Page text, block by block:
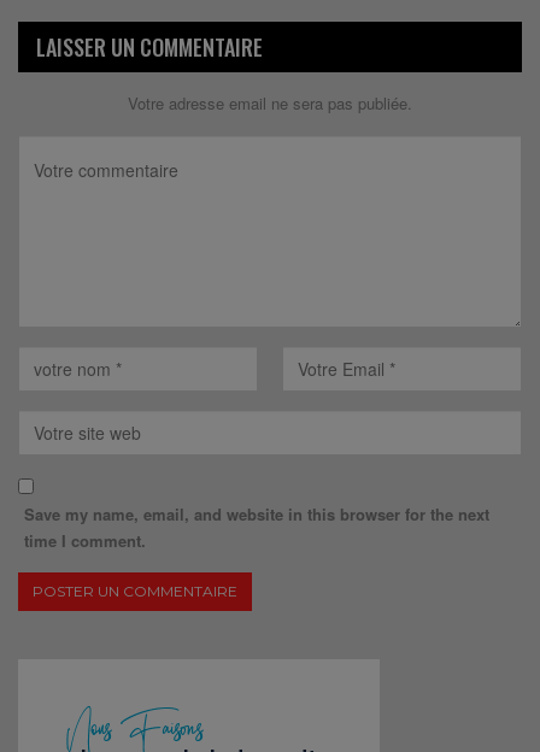
LAISSER UN COMMENTAIRE
Votre adresse email ne sera pas publiée.
Save my name, email, and website in this browser for the next
time I comment.